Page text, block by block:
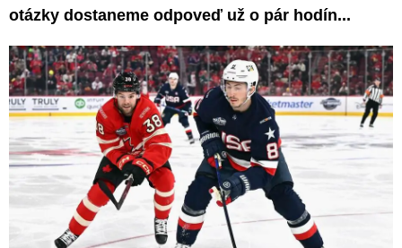
otázky dostaneme odpoveď už o pár hodín...